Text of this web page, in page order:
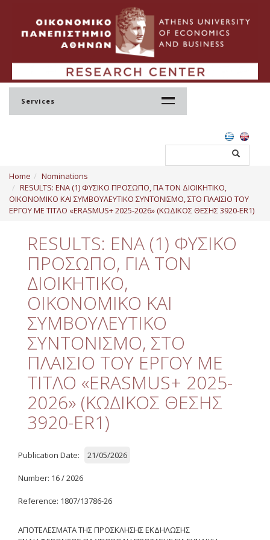
Services
Profile
Regulation
Staff
Quality
ETHICS
Useful Links
Management
Meetings
Management Guide
Οδηγός Διαχείρισης
Δημοσιότητα
Logos - Funding
Ε.Σ.Π.Α. (2007-2013)
Home
Nominations
RESULTS: ΕΝΑ (1) ΦΥΣΙΚΟ ΠΡΟΣΩΠΟ, ΓΙΑ ΤΟΝ ΔΙΟΙΚΗΤΙΚΟ,
ΟΙΚΟΝΟΜΙΚΟ ΚΑΙ ΣΥΜΒΟΥΛΕΥΤΙΚΟ ΣΥΝΤΟΝΙΣΜΟ, ΣΤΟ ΠΛΑΙΣΙΟ ΤΟΥ
ΕΡΓΟΥ ΜΕ ΤΙΤΛΟ «ERASMUS+ 2025-2026» (ΚΩΔΙΚΟΣ ΘΕΣΗΣ 3920-ER1)
RESULTS: ΕΝΑ (1) ΦΥΣΙΚΟ
ΠΡΟΣΩΠΟ, ΓΙΑ ΤΟΝ
ΔΙΟΙΚΗΤΙΚΟ,
ΟΙΚΟΝΟΜΙΚΟ ΚΑΙ
ΣΥΜΒΟΥΛΕΥΤΙΚΟ
ΣΥΝΤΟΝΙΣΜΟ, ΣΤΟ
ΠΛΑΙΣΙΟ ΤΟΥ ΕΡΓΟΥ ΜΕ
ΤΙΤΛΟ «ERASMUS+ 2025-
2026» (ΚΩΔΙΚΟΣ ΘΕΣΗΣ
3920-ER1)
Publication Date: 21/05/2026
Number: 16 / 2026
Reference: 1807/13786-26
ΑΠΟΤΕΛΕΣΜΑΤΑ ΤΗΣ ΠΡΟΣΚΛΗΣΗΣ ΕΚΔΗΛΩΣΗΣ